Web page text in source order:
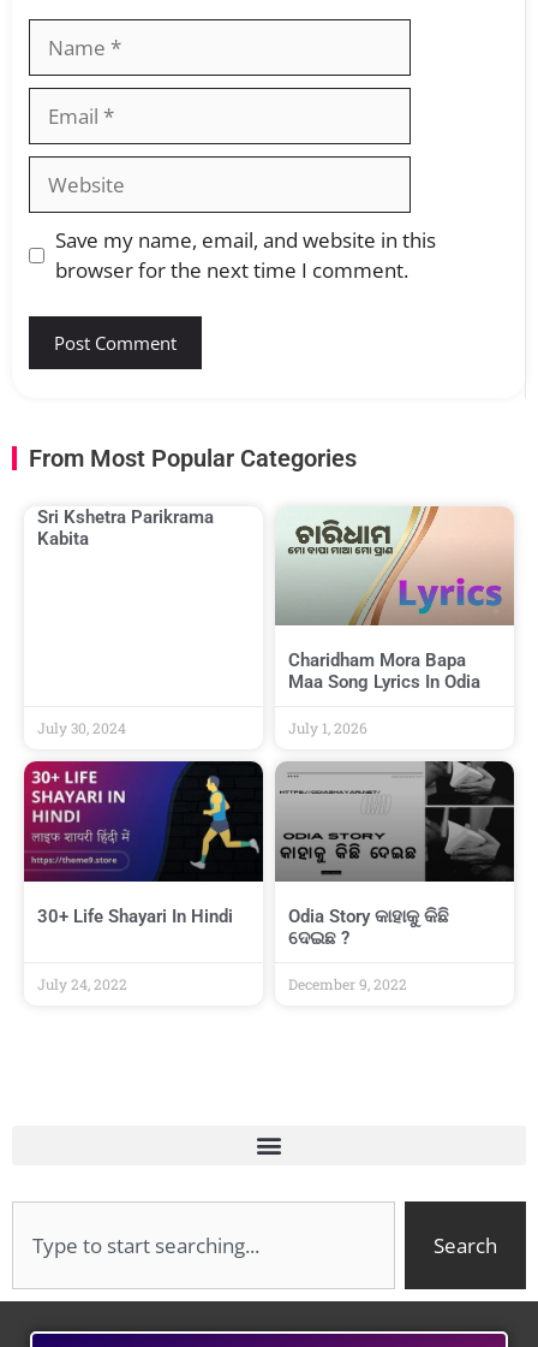
Save my name, email, and website in this
browser for the next time I comment.
From Most Popular Categories
Sri Kshetra Parikrama
Kabita
July 30, 2024
Charidham Mora Bapa
Maa Song Lyrics In Odia
July 1, 2026
30+ Life Shayari In Hindi
July 24, 2022
Odia Story କାହାକୁ କିଛି
ଦେଇଛ ?
December 9, 2022
Search